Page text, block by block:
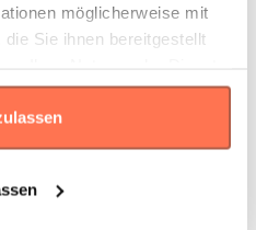
möglicherweise mit
Sie ihnen bereitgestellt
Angaben des Herstellers
zu ±2 cm ist üblich und gilt als